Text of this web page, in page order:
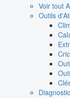
Voir tout
Outils